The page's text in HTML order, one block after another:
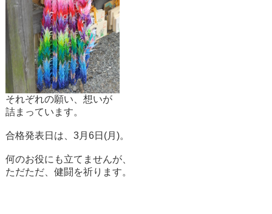
それぞれの願い、想いが
詰まっています。
合格発表日は、3月6日(月)。
何のお役にも立てませんが、
ただただ、健闘を祈ります。